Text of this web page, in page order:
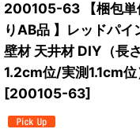
200105-63 【梱包単
りAB品 】レッドパイ
壁材 天井材 DIY（長
1.2cm位/実測1.1cm
[200105-63]